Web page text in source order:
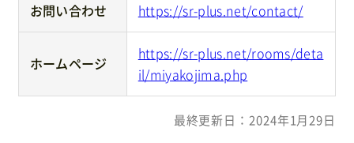
お問い合わせ https://sr-plus.net/contact/
ホームページ
https://sr-plus.net/rooms/deta
il/miyakojima.php
最終更新日：2024年1月29日